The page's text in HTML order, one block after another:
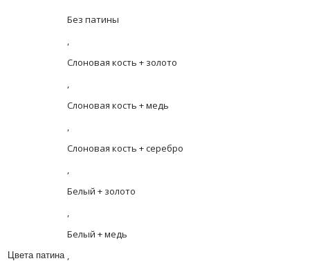
Цвета патина
Без патины
,
Слоновая кость + золото
,
Слоновая кость + медь
,
Слоновая кость + серебро
,
Белый + золото
,
Белый + медь
,